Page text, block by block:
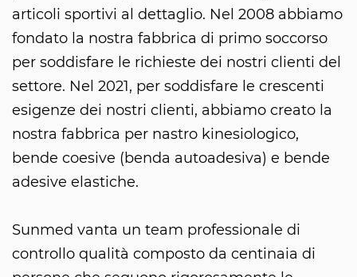
articoli sportivi al dettaglio. Nel 2008 abbiamo
fondato la nostra fabbrica di primo soccorso
per soddisfare le richieste dei nostri clienti del
settore. Nel 2021, per soddisfare le crescenti
esigenze dei nostri clienti, abbiamo creato la
nostra fabbrica per nastro kinesiologico,
bende coesive (benda autoadesiva) e bende
adesive elastiche.
Sunmed vanta un team professionale di
controllo qualità composto da centinaia di